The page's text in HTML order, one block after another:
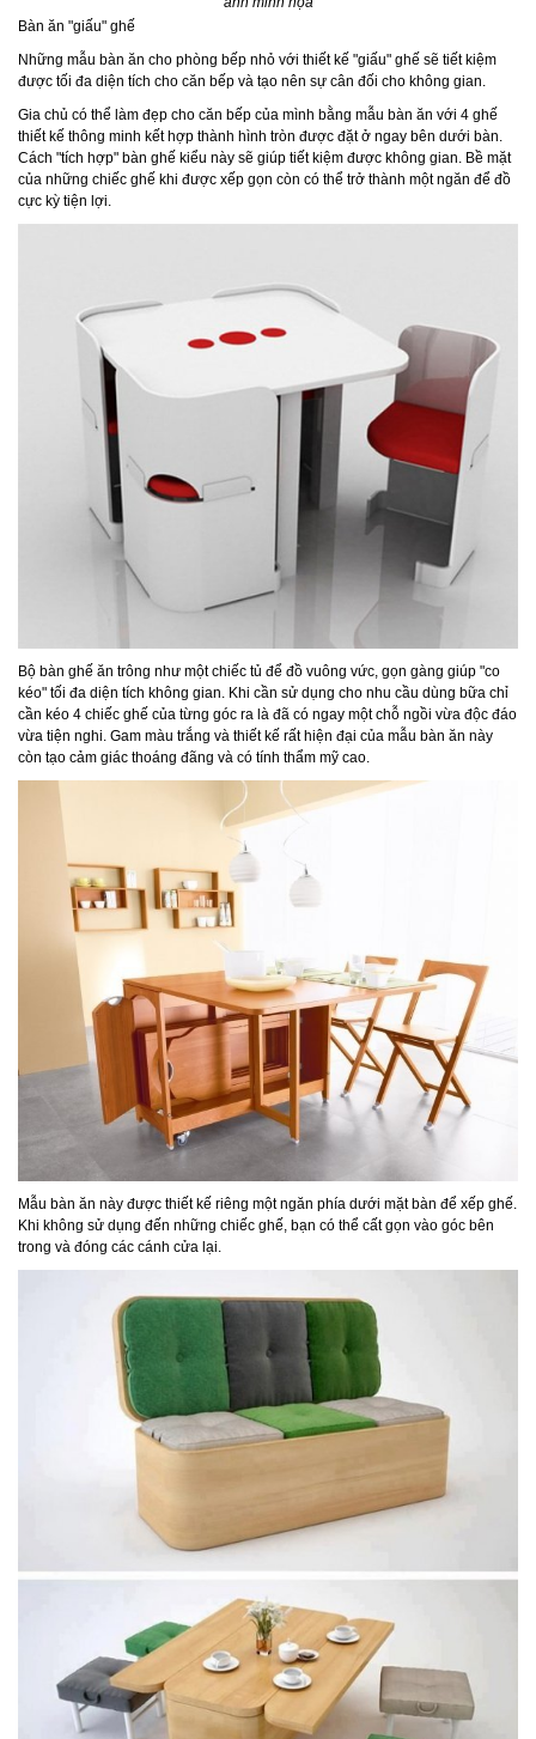
Bàn ăn "giấu" ghế
Những mẫu bàn ăn cho phòng bếp nhỏ với thiết kế "giấu" ghế sẽ tiết kiệm
được tối đa diện tích cho căn bếp và tạo nên sự cân đối cho không gian.
Gia chủ có thể làm đẹp cho căn bếp của mình bằng mẫu bàn ăn với 4 ghế
thiết kế thông minh kết hợp thành hình tròn được đặt ở ngay bên dưới bàn.
Cách "tích hợp" bàn ghế kiểu này sẽ giúp tiết kiệm được không gian. Bề mặt
của những chiếc ghế khi được xếp gọn còn có thể trở thành một ngăn để đồ
cực kỳ tiện lợi.
Bộ bàn ghế ăn trông như một chiếc tủ để đồ vuông vức, gọn gàng giúp "co
kéo" tối đa diện tích không gian. Khi cần sử dụng cho nhu cầu dùng bữa chỉ
cần kéo 4 chiếc ghế của từng góc ra là đã có ngay một chỗ ngồi vừa độc đáo
vừa tiện nghi. Gam màu trắng và thiết kế rất hiện đại của mẫu bàn ăn này
còn tạo cảm giác thoáng đãng và có tính thẩm mỹ cao.
Mẫu bàn ăn này được thiết kế riêng một ngăn phía dưới mặt bàn để xếp ghế.
Khi không sử dụng đến những chiếc ghế, bạn có thể cất gọn vào góc bên
trong và đóng các cánh cửa lại.